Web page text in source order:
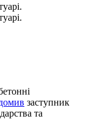
заступник
та